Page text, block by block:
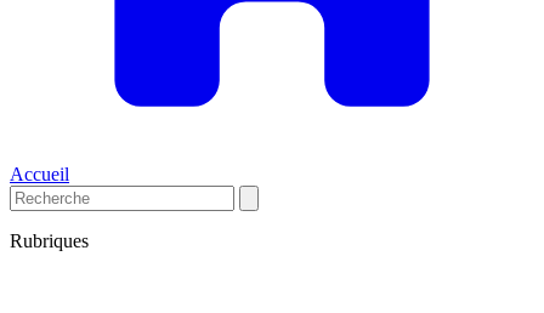
Accueil
Rubriques